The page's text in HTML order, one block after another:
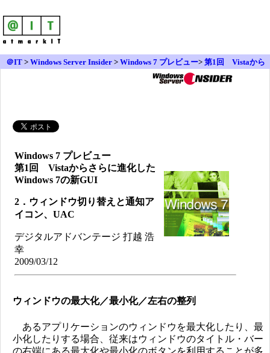
＠IT > Windows Server Insider > Windows 7 プレビュー> 第1回 Vistaから
Windows 7 プレビュー
第1回 Vistaからさらに進化した
Windows 7の新GUI
2．ウィンドウ切り替えと通知ア
イコン、UAC
デジタルアドバンテージ 打越 浩
幸
2009/03/12
ウィンドウの最大化／最小化／左右の整列
あるアプリケーションのウィンドウを最大化したり、最
小化したりする場合、従来はウィンドウのタイトル・バー
の右端にある最大化や最小化のボタンを利用することが多